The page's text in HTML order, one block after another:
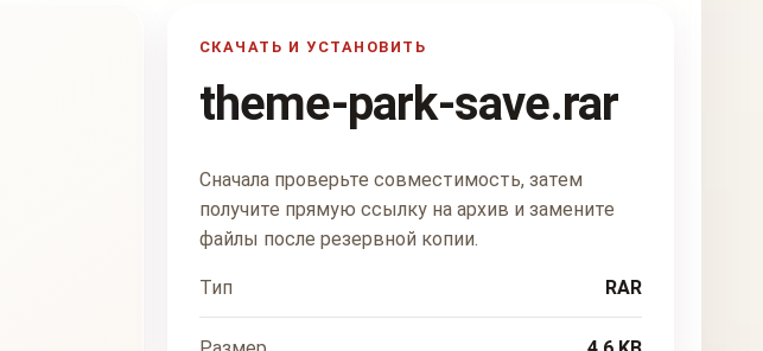
СКАЧАТЬ И УСТАНОВИТЬ
theme-park-save.rar
Сначала проверьте совместимость, затем
получите прямую ссылку на архив и замените
файлы после резервной копии.
Тип RAR